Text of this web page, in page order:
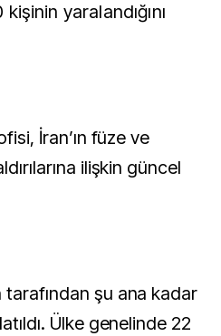
yaralandığını
İran’ın füze ve
ilişkin güncel
tarafından şu ana kadar
Ülke genelinde 22